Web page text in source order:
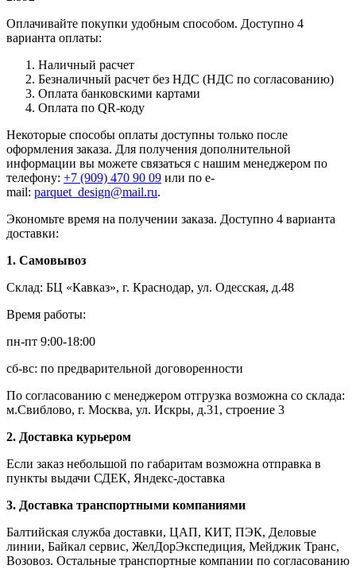
Оплачивайте покупки удобным способом. Доступно 4
варианта оплаты:
Наличный расчет
Безналичный расчет без НДС (НДС по согласованию)
Оплата банковскими картами
Оплата по QR-коду
Некоторые способы оплаты доступны только после
оформления заказа. Для получения дополнительной
информации вы можете связаться с нашим менеджером по
телефону: +7 (909) 470 90 09 или по e-
mail: parquet_design@mail.ru.
Экономьте время на получении заказа. Доступно 4 варианта
доставки:
1. Самовывоз
Склад: БЦ «Кавказ», г. Краснодар, ул. Одесская, д.48
Время работы:
пн-пт 9:00-18:00
сб-вс: по предварительной договоренности
По согласованию с менеджером отгрузка возможна со склада:
м.Свиблово, г. Москва, ул. Искры, д.31, строение 3
2. Доставка курьером
Если заказ небольшой по габаритам возможна отправка в
пункты выдачи СДЕК, Яндекс-доставка
3. Доставка транспортными компаниями
Балтийская служба доставки, ЦАП, КИТ, ПЭК, Деловые
линии, Байкал сервис, ЖелДорЭкспедиция, Мейджик Транс,
Возовоз. Остальные транспортные компании по согласованию